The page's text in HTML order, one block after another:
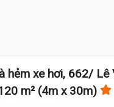
hẻm xe hơi, 662/ Lê
m² (4m x 30m)